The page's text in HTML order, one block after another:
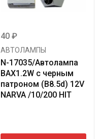
40 ₽
АВТОЛАМПЫ
N-17035/Автолампа
BAX1.2W с черным
патроном (B8.5d) 12V
NARVA /10/200 HIT